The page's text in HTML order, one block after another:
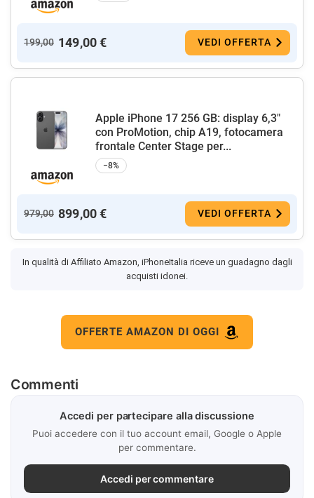
199,00 149,00 € VEDI OFFERTA
Apple iPhone 17 256 GB: display 6,3"
con ProMotion, chip A19, fotocamera
frontale Center Stage per...
−8%
979,00 899,00 € VEDI OFFERTA
In qualità di Affiliato Amazon, iPhoneItalia riceve un guadagno dagli
acquisti idonei.
OFFERTE AMAZON DI OGGI
Commenti
Accedi per partecipare alla discussione
Puoi accedere con il tuo account email, Google o Apple
per commentare.
Accedi per commentare